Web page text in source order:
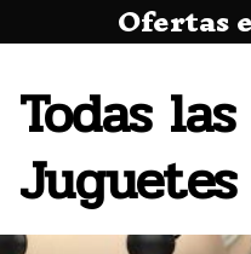
al
Ofertas
Todas
Juguetes